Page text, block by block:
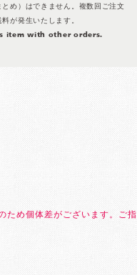
め）はできません。複数回ご注文
が発生いたします。
item with other orders.
ため個体差がございます。ご指